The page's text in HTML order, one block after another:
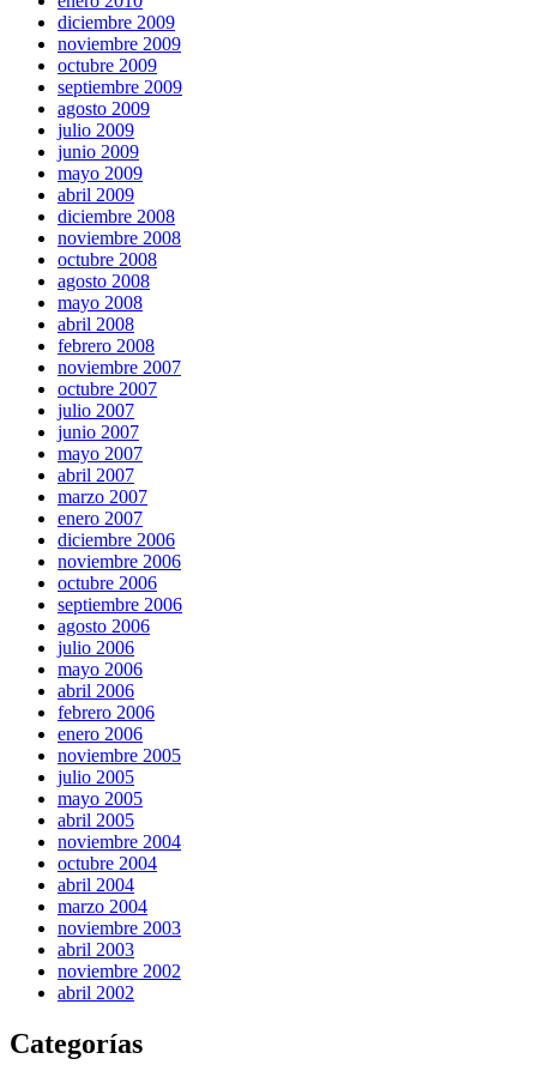
diciembre 2009
noviembre 2009
octubre 2009
septiembre 2009
agosto 2009
julio 2009
junio 2009
mayo 2009
abril 2009
diciembre 2008
noviembre 2008
octubre 2008
agosto 2008
mayo 2008
abril 2008
febrero 2008
noviembre 2007
octubre 2007
julio 2007
junio 2007
mayo 2007
abril 2007
marzo 2007
enero 2007
diciembre 2006
noviembre 2006
octubre 2006
septiembre 2006
agosto 2006
julio 2006
mayo 2006
abril 2006
febrero 2006
enero 2006
noviembre 2005
julio 2005
mayo 2005
abril 2005
noviembre 2004
octubre 2004
abril 2004
marzo 2004
noviembre 2003
abril 2003
noviembre 2002
abril 2002
Categorías